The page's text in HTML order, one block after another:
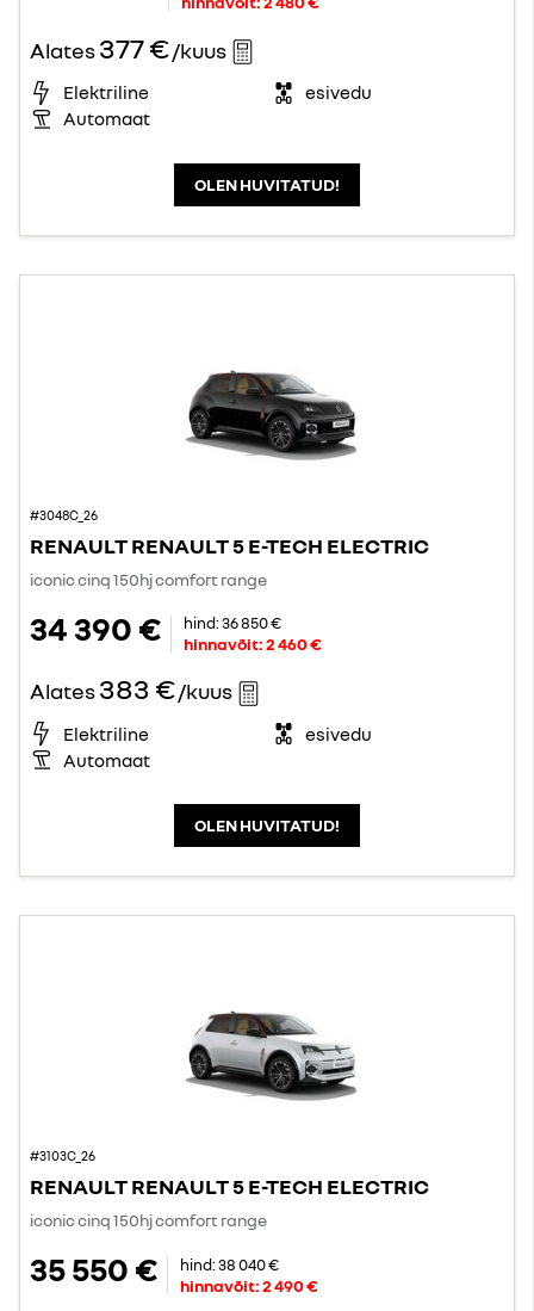
Alates377 €/kuus
Elektriline
esivedu
Automaat
OLEN HUVITATUD!
#3048C_26
RENAULT RENAULT 5 E-TECH ELECTRIC
iconic cinq 150hj comfort range
34 390 € hind:36 850 €
hinnavõit:2 460 €
Alates383 €/kuus
Elektriline
esivedu
Automaat
OLEN HUVITATUD!
#3103C_26
RENAULT RENAULT 5 E-TECH ELECTRIC
iconic cinq 150hj comfort range
35 550 € hind:38 040 €
hinnavõit:2 490 €